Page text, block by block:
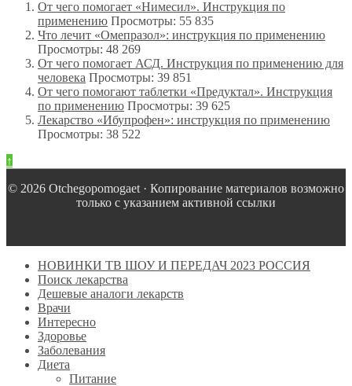
От чего помогает «Нимесил». Инструкция по
применению Просмотры: 55 835
Что лечит «Омепразол»: инструкция по применению
Просмотры: 48 269
От чего помогает АСД. Инструкция по применению для
человека Просмотры: 39 851
От чего помогают таблетки «Предуктал». Инструкция
по применению Просмотры: 39 625
Лекарство «Ибупрофен»: инструкция по применению
Просмотры: 38 522
↑
© 2026 Оtchegopomogaet · Копирование материалов возможно
только с указанием активной ссылки
НОВИНКИ ТВ ШОУ И ПЕРЕДАЧ 2023 РОССИЯ
Поиск лекарства
Дешевые аналоги лекарств
Врачи
Интересно
Здоровье
Заболевания
Диета
Питание